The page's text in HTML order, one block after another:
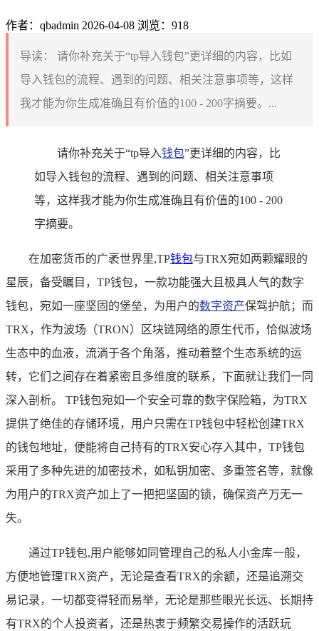
作者：qbadmin 2026-04-08 浏览：918
导读：
请你补充关于“tp导入钱包”更详细的内容，比如
导入钱包的流程、遇到的问题、相关注意事项等，这样
我才能为你生成准确且有价值的100 - 200字摘要。...
请你补充关于“tp导入钱包”更详细的内容，比
如导入钱包的流程、遇到的问题、相关注意事项
等，这样我才能为你生成准确且有价值的100 - 200
字摘要。
在加密货币的广袤世界里,TP钱包与TRX宛如两颗耀眼的
星辰，备受瞩目，TP钱包，一款功能强大且极具人气的数字
钱包，宛如一座坚固的堡垒，为用户的数字资产保驾护航；而
TRX，作为波场（TRON）区块链网络的原生代币，恰似波场
生态中的血液，流淌于各个角落，推动着整个生态系统的运
转，它们之间存在着紧密且多维度的联系，下面就让我们一同
深入剖析。 TP钱包宛如一个安全可靠的数字保险箱，为TRX
提供了绝佳的存储环境，用户只需在TP钱包中轻松创建TRX
的钱包地址，便能将自己持有的TRX安心存入其中，TP钱包
采用了多种先进的加密技术，如私钥加密、多重签名等，就像
为用户的TRX资产加上了一把把坚固的锁，确保资产万无一
失。
通过TP钱包,用户能够如同管理自己的私人小金库一般，
方便地管理TRX资产，无论是查看TRX的余额，还是追溯交
易记录，一切都变得轻而易举，无论是那些眼光长远、长期持
有TRX的个人投资者，还是热衷于频繁交易操作的活跃玩